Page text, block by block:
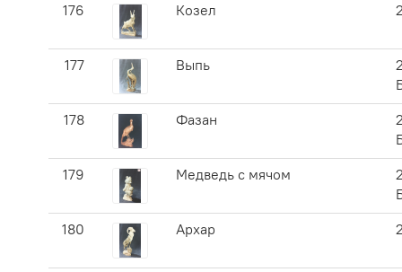
176
Козел
177 Выпь
178
Фазан
179
Медведь с мячом
180
Архар